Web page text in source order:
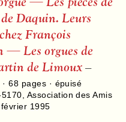
Daquin. Leurs
François
— Les orgues de
de Limoux–
·68 pages · épuisé
Association des Amis
février 1995